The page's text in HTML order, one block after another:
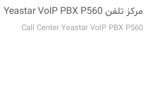
مرکز تلفن Yeastar VoIP PBX P560
Call Center Yeastar VoIP PBX P560